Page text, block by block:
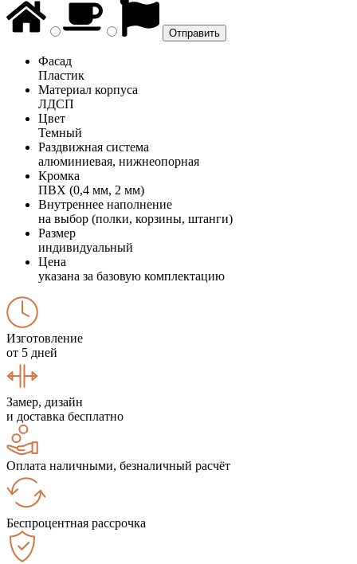
Фасад
Пластик
Материал корпуса
ЛДСП
Цвет
Темный
Раздвижная система
алюминиевая, нижнеопорная
Кромка
ПВХ (0,4 мм, 2 мм)
Внутреннее наполнение
на выбор (полки, корзины, штанги)
Размер
индивидуальный
Цена
указана за базовую комплектацию
Изготовление
от 5 дней
Замер, дизайн
и доставка бесплатно
Оплата наличными, безналичный расчёт
Беспроцентная рассрочка